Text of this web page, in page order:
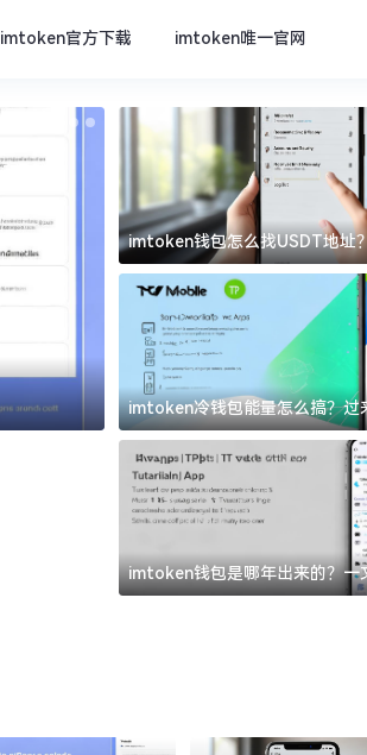
imtoken官方下载 imtoken唯一官网
imtoken官方下载
imtoken钱包怎么找USDT地址
坑
imtoken冷钱包能量怎么搞？过
道
imtoken钱包是哪年出来的？一